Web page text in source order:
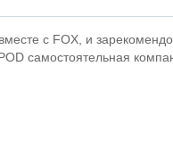
с FOX, и
самостоятельная